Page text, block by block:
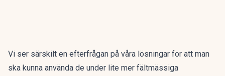
Vi ser särskilt en efterfrågan på våra lösningar för att man
ska kunna använda de under lite mer fältmässiga